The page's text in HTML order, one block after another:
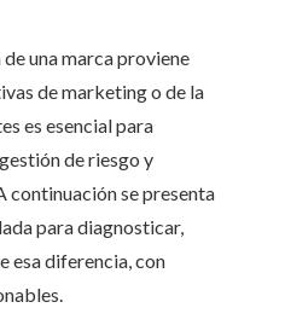
una marca proviene
de marketing o de la
es esencial para
de riesgo y
continuación se presenta
para diagnosticar,
esa diferencia, con